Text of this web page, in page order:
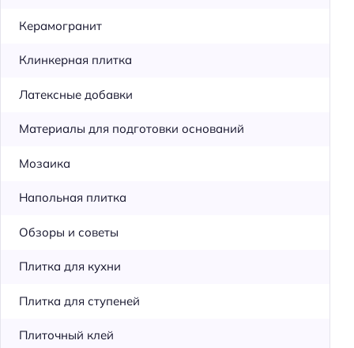
Керамогранит
Клинкерная плитка
Латексные добавки
Материалы для подготовки оснований
Мозаика
Напольная плитка
Обзоры и советы
Плитка для кухни
Плитка для ступеней
Плиточный клей